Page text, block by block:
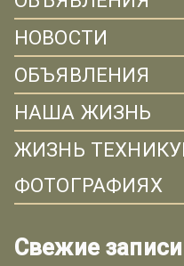
НОВОСТИ
ОБЪЯВЛЕНИЯ
НАША ЖИЗНЬ
ЖИЗНЬ
ФОТОГРАФИЯХ
Свежие записи